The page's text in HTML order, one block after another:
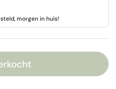
morgen in huis!